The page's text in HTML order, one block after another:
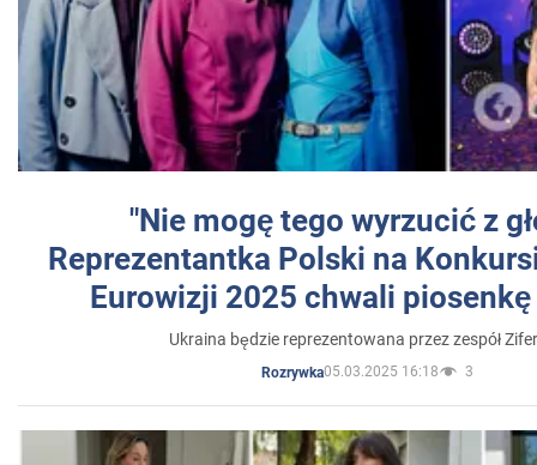
"Nie mogę tego wyrzucić z
Reprezentantka Polski na
Eurowizji 2025 chwali
Ukraina będzie reprezentowana przez zespół
Rozrywka05.03.2025 16:18 3